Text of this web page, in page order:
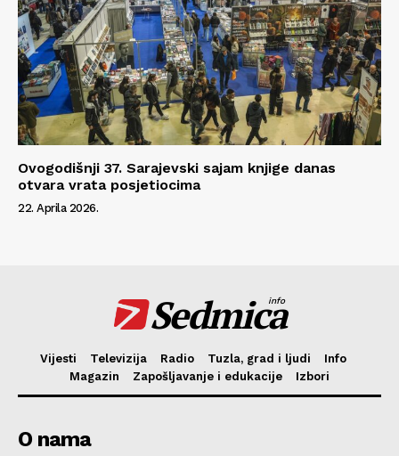
Ovogodišnji 37. Sarajevski sajam knjige danas
otvara vrata posjetiocima
22. Aprila 2026.
Sedmica
info
Vijesti Televizija Radio Tuzla, grad i ljudi
Info
Magazin
Zapošljavanje i edukacije Izbori
O nama